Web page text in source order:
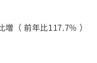
増（ 前年比117.7% ）